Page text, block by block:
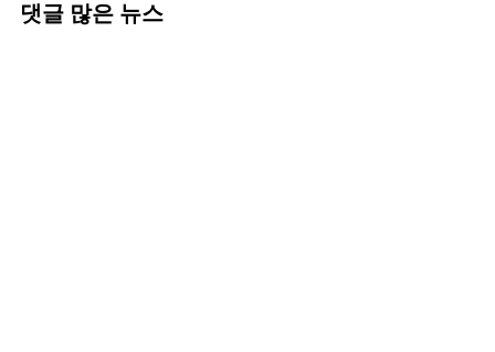
댓글 많은 뉴스